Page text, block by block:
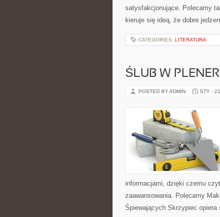
satysfakcjonujące. Polecamy
kieruje się ideą, że dobre
CATEGORIES: LITERATURA
ŚLUB W
POSTED BY ADMIN STY -
informacjami, dzięki czemu
zaawansowania. Polecamy
Śpiewających Skrzypiec